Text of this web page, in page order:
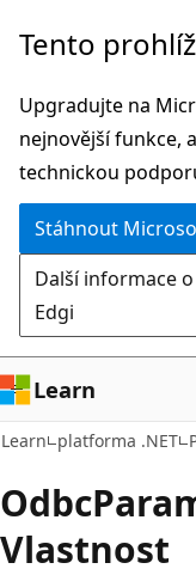
Přeskočit
hlavní
obsah
Přeskočit
navigaci
na
stránce
Tento
Upgradujte na
nejnovější funkce,
technickou
Stáhnout
Další informace
Edgi
Learn
Learn platforma .NET
Odbc
Vlastnost